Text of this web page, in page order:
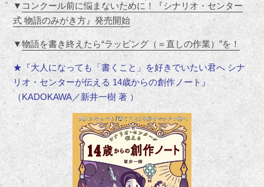
▼ コンクール前に悩まないために！『シナリオ・センター
式 物語のみがき方』発売開始
▼物語を書き終えたら“ラッピング（＝直しの作業）”を！
★『大人になっても「書くこと」を好きでいたい君へ シナ
リオ・センターが伝える 14歳からの創作ノート』
（KADOKAWA／新井一樹 著 ）